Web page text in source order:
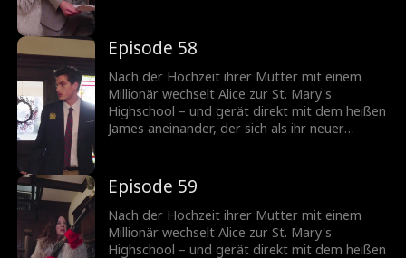
knisternden Spannung mehr?
Episode 58
Nach der Hochzeit ihrer Mutter mit einem
Millionär wechselt Alice zur St. Mary's
Highschool – und gerät direkt mit dem heißen
James aneinander, der sich als ihr neuer
knisternden Spannung mehr?
Episode 59
Nach der Hochzeit ihrer Mutter mit einem
Millionär wechselt Alice zur St. Mary's
Highschool – und gerät direkt mit dem heißen